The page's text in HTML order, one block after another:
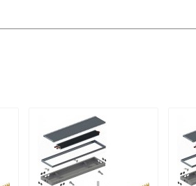
доставке, так и самовывозом
кошельки и другие).